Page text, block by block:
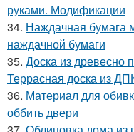
руками. Модификации
34. Наждачная бумага
наждачной бумаги
35. Доска из древесно
Террасная доска из
36. Материал для
оббить двери